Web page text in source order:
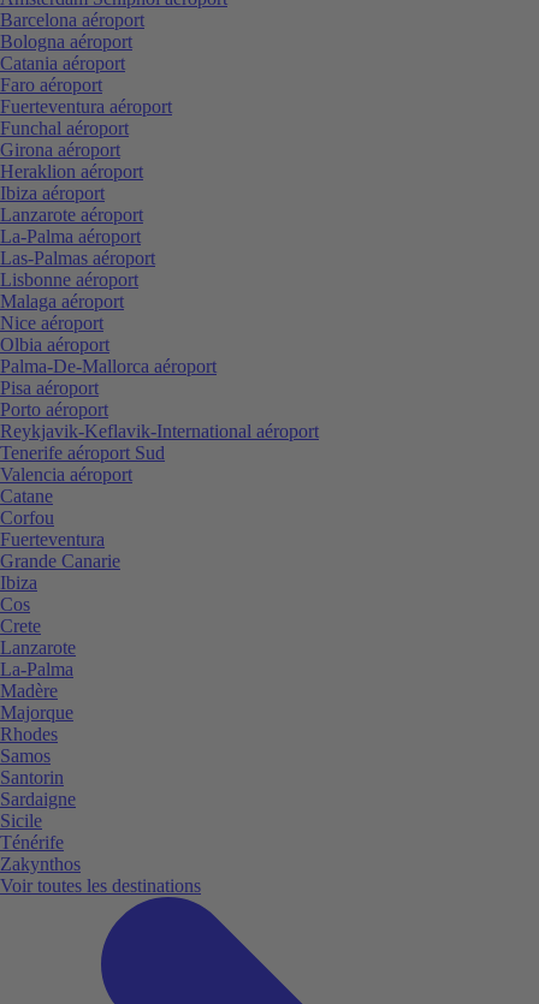
Barcelona aéroport
Bologna aéroport
Catania aéroport
Faro aéroport
Fuerteventura aéroport
Funchal aéroport
Girona aéroport
Heraklion aéroport
Ibiza aéroport
Lanzarote aéroport
La-Palma aéroport
Las-Palmas aéroport
Lisbonne aéroport
Malaga aéroport
Nice aéroport
Olbia aéroport
Palma-De-Mallorca aéroport
Pisa aéroport
Porto aéroport
Reykjavik-Keflavik-International aéroport
Tenerife aéroport Sud
Valencia aéroport
Catane
Corfou
Fuerteventura
Grande Canarie
Ibiza
Cos
Crete
Lanzarote
La-Palma
Madère
Majorque
Rhodes
Samos
Santorin
Sardaigne
Sicile
Ténérife
Zakynthos
Voir toutes les destinations